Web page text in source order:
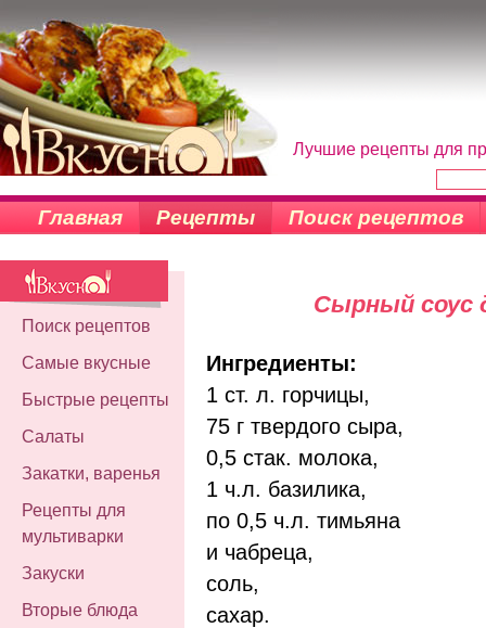
Лучшие рецепты для
Главная Рецепты Поиск рецептов
Поиск рецептов
Самые вкусные
Быстрые рецепты
Салаты
Закатки, варенья
Рецепты для
мультиварки
Закуски
Вторые блюда
Сырный соус
Ингредиенты:
1 ст. л. горчицы,
75 г твердого сыра,
0,5 стак. молока,
1 ч.л. базилика,
по 0,5 ч.л. тимьяна
и чабреца,
соль,
сахар.